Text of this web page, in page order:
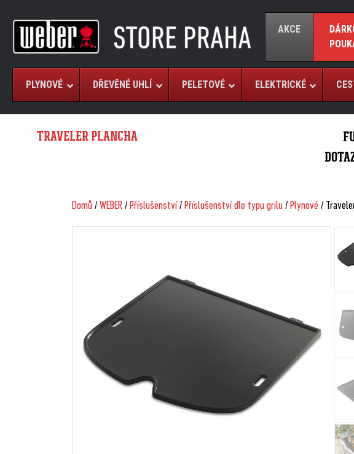
AKCE
PLYNOVÉ DŘEVĚNÉ UHLÍ PELETOVÉ ELEKTRICKÉ
TRAVELER PLANCHA
Domů/ WEBER/ Příslušenství/ Příslušenství dle typu grilu/ Plynové/